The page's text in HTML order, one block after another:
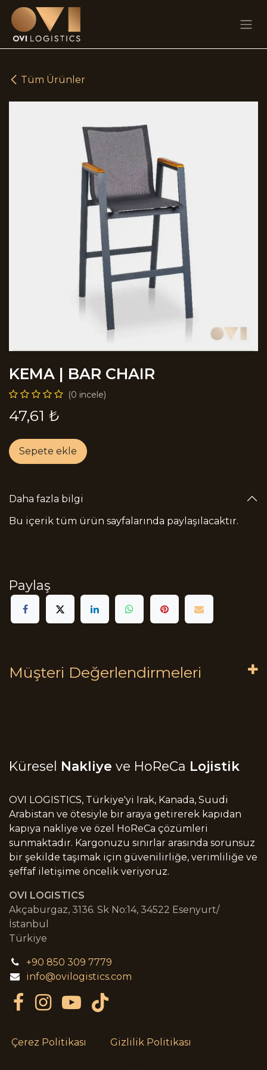
Skip to Content
Tüm Ürünler
KEMA | BAR CHAIR
(0 incele)
47,61 ₺
Sepete ekle
Daha fazla bilgi
Bu içerik tüm ürün sayfalarında paylaşılacaktır.
Paylaş
Müşteri Değerlendirmeleri
Küresel Nakliye ve HoReCa Lojistik
OVI LOGISTICS, Türkiye'yi Irak, Kanada, Suudi
Arabistan ve ötesiyle bir araya getirerek kapıdan
kapıya nakliye ve özel HoReCa çözümleri
sunmaktadır. Kargonuzu sınırlar arasında sorunsuz
bir şekilde taşımak için güvenilirliğe, verimliliğe ve
şeffaf iletişime öncelik veriyoruz.
OVI LOGISTICS
Akçaburgaz, 3136. Sk No:14, 34522 Esenyurt/
İstanbul
Türkiye
+90 850 309 7779
info@ovilogistics.com
Çerez Politikası Gizlilik Politikası